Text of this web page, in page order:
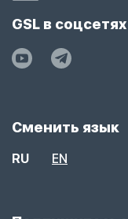
GSL в соцсетях
Сменить язык
RU EN